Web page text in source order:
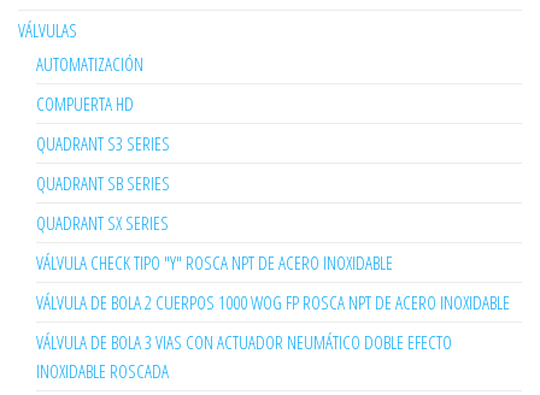
VÁLVULAS
AUTOMATIZACIÓN
COMPUERTA HD
QUADRANT S3 SERIES
QUADRANT SB SERIES
QUADRANT SX SERIES
VÁLVULA CHECK TIPO "Y" ROSCA NPT DE ACERO INOXIDABLE
VÁLVULA DE BOLA 2 CUERPOS 1000 WOG FP ROSCA NPT DE ACERO INOXIDABLE
VÁLVULA DE BOLA 3 VIAS CON ACTUADOR NEUMÁTICO DOBLE EFECTO
INOXIDABLE ROSCADA